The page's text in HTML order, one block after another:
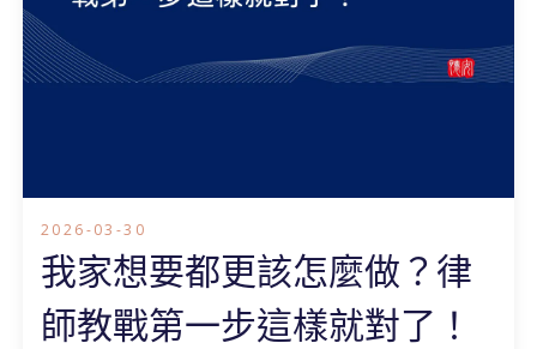
2026-03-30
我家想要都更該怎麼做？律
師教戰第一步這樣就對了！